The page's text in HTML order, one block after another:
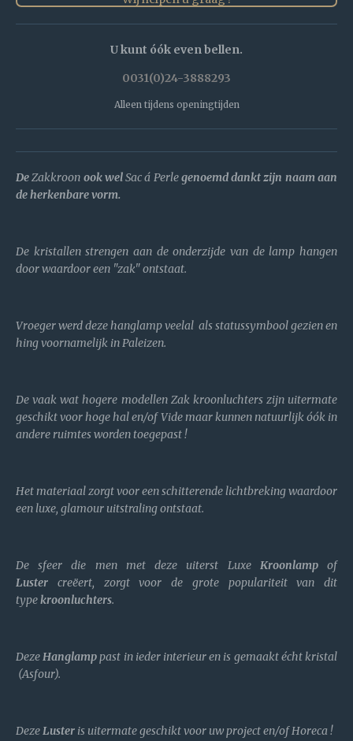
U kunt óók even bellen.
0031(0)24-3888293
Alleen tijdens openingtijden
DeZakkroon ook welSac á Perlegenoemd dankt zijn naam aan
de herkenbare vorm.
De kristallen strengen aan de onderzijde van de lamp hangen
door waardoor een "zak" ontstaat.
Vroeger werd deze hanglamp veelal als statussymbool gezien en
hing voornamelijk in Paleizen.
De vaak wat hogere modellen Zak kroonluchters zijn uitermate
geschikt voor hoge hal en/of Vide maar kunnen natuurlijk óók in
andere ruimtes worden toegepast !
Het materiaal zorgt voor een schitterende lichtbreking waardoor
een luxe, glamour uitstraling ontstaat.
De sfeer die men met deze uiterst Luxe Kroonlampof
Luster creëert, zorgt voor de grote populariteit van dit
typekroonluchters.
DezeHanglamppast in ieder interieur en is gemaakt écht kristal
(Asfour).
DezeLuster is uitermate geschikt voor uw project en/of Horeca !